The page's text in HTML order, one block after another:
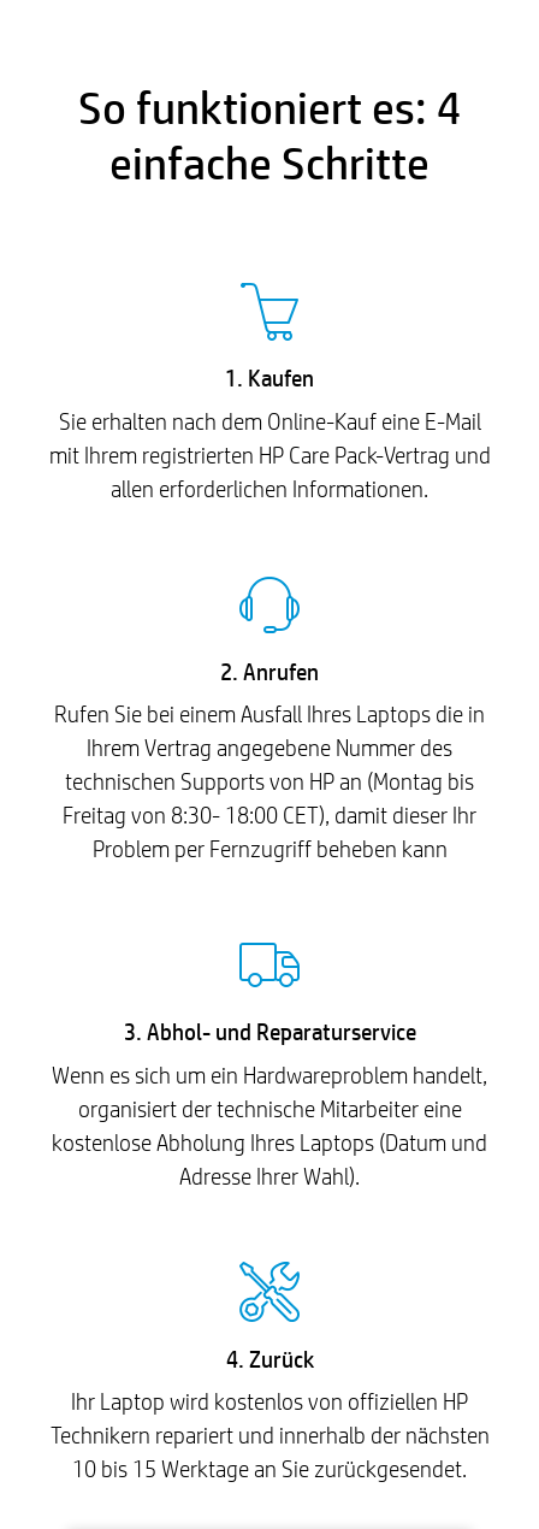
So funktioniert es: 4
einfache Schritte
1. Kaufen
Sie erhalten nach dem Online-Kauf eine E-Mail
mit Ihrem registrierten HP Care Pack-Vertrag und
allen erforderlichen Informationen.
2. Anrufen
Rufen Sie bei einem Ausfall Ihres Laptops die in
Ihrem Vertrag angegebene Nummer des
technischen Supports von HP an (Montag bis
Freitag von 8:30- 18:00 CET), damit dieser Ihr
Problem per Fernzugriff beheben kann
3. Abhol- und Reparaturservice
Wenn es sich um ein Hardwareproblem handelt,
organisiert der technische Mitarbeiter eine
kostenlose Abholung Ihres Laptops (Datum und
Adresse Ihrer Wahl).
4. Zurück
Ihr Laptop wird kostenlos von offiziellen HP
Technikern repariert und innerhalb der nächsten
10 bis 15 Werktage an Sie zurückgesendet.